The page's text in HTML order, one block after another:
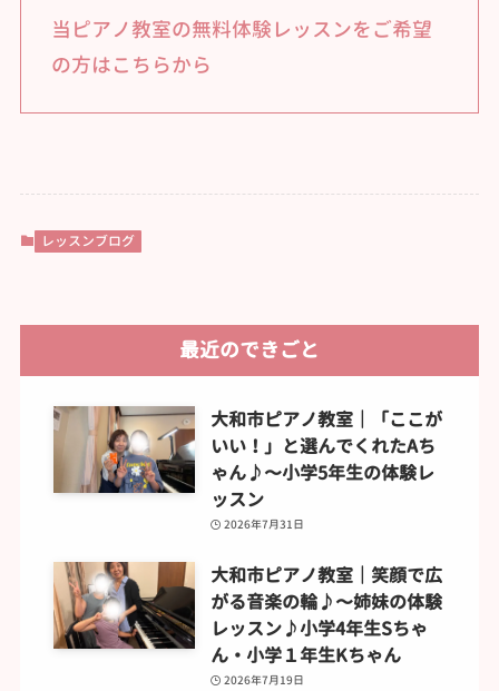
当ピアノ教室の無料体験レッスンをご希望
の方はこちらから
レッスンブログ
最近のできごと
大和市ピアノ教室｜「ここが
いい！」と選んでくれたAち
ゃん♪〜小学5年生の体験レ
ッスン
2026年7月31日
大和市ピアノ教室｜笑顔で広
がる音楽の輪♪〜姉妹の体験
レッスン♪小学4年生Sちゃ
ん・小学１年生Kちゃん
2026年7月19日